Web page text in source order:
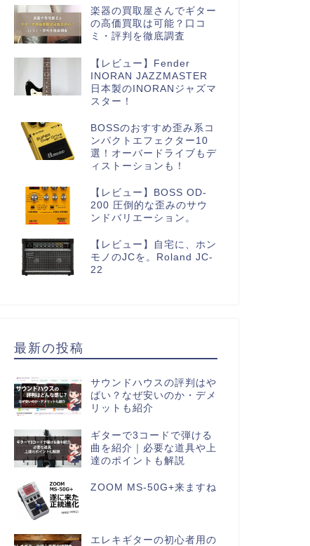
楽器の買取屋さんでギター
の高価買取は可能？口コ
ミ・評判を徹底調査
【レビュー】Fender
INORAN JAZZMASTER
日本製のINORANジャズマ
スター！
BOSSのおすすめ歪み系コ
ンパクトエフェクター10
選！オーバードライブもデ
ィストーションも！
【レビュー】BOSS OD-
200 圧倒的な歪みのサウ
ンドバリエーション。
【レビュー】自宅に、ホン
モノのJCを。Roland JC-
22
最新の投稿
サウンドハウスの評判はや
ばい？なぜ安いのか・デメ
リットも紹介
ギターで3コードで弾ける
曲を紹介｜必要な道具や上
達のポイントも解説
ZOOM MS-50G+来ますね
エレキギターの初心者用の